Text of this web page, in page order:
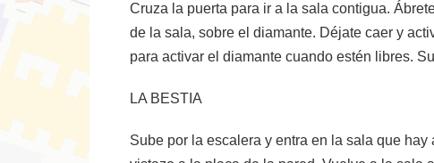
Cruza la puerta para ir a la sala contigua.
de la sala, sobre el diamante. Déjate caer y
para activar el diamante cuando estén libres.
LA BESTIA
Sube por la escalera y entra en la sala que